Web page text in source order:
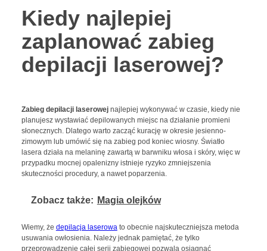
Kiedy najlepiej
zaplanować zabieg
depilacji laserowej?
Zabieg depilacji laserowejnajlepiej wykonywać w czasie, kiedy nie
planujesz wystawiać depilowanych miejsc na działanie promieni
słonecznych. Dlatego warto zacząć kurację w okresie jesienno-
zimowym lub umówić się na zabieg pod koniec wiosny. Światło
lasera działa na melaninę zawartą w barwniku włosa i skóry, więc w
przypadku mocnej opalenizny istnieje ryzyko zmniejszenia
skuteczności procedury, a nawet poparzenia.
Zobacz także: Magia olejków
Wiemy, że depilacja laserowa to obecnie najskuteczniejsza metoda
usuwania owłosienia. Należy jednak pamiętać, że tylko
przeprowadzenie całej serii zabiegowej pozwala osiągnąć